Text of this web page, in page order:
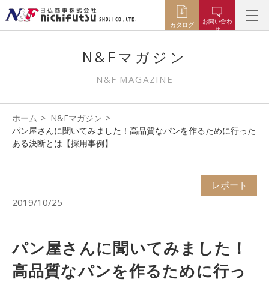
カタログ
お問い合わ
せ
N&Fマガジン
N&F MAGAZINE
ホーム
N&Fマガジン
パン屋さんに聞いてみました！高品質なパンを作るために行った
ある決断とは【採用事例】
レポート
2019/10/25
パン屋さんに聞いてみました！
高品質なパンを作るために行っ